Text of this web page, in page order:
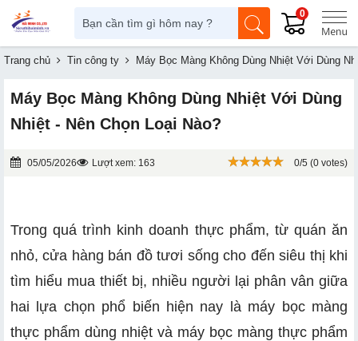
0
Trang chủ Tin công ty Máy Bọc Màng Không Dùng Nhiệt Với Dùng
Máy Bọc Màng Không Dùng Nhiệt Với Dùng
Nhiệt - Nên Chọn Loại Nào?
05/05/2026 Lượt xem: 163 0/5 (0 votes)
Trong quá trình kinh doanh thực phẩm, từ quán ăn
nhỏ, cửa hàng bán đồ tươi sống cho đến siêu thị khi
tìm hiểu mua thiết bị, nhiều người lại phân vân giữa
hai lựa chọn phổ biến hiện nay là máy bọc màng
thực phẩm dùng nhiệt và máy bọc màng thực phẩm